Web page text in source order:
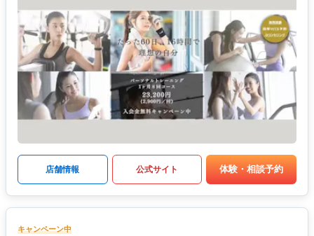
店舗情報 公式サイト 体験・相談予約
キャンペーン中